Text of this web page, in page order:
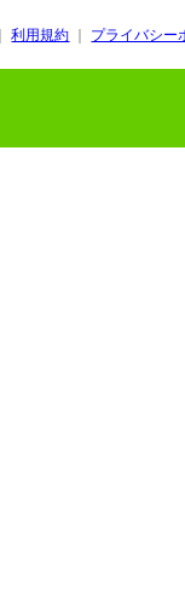
｜利用規約 プライバシー